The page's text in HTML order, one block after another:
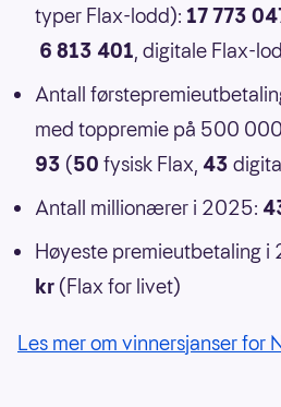
typer Flax-lodd): 17 773
6 813 401, digitale Flax-
Antall
med toppremie på 500
93 (50 fysisk Flax, 43
Antall millionærer i 2025:
Høyeste premieutbetaling i
kr (Flax for livet)
Les mer om vinnersjanser for